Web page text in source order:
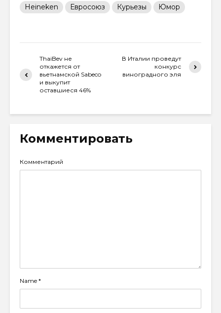
Heineken Евросоюз Курьезы Юмор
ThaiBev не
откажется от
вьетнамской Sabeco
и выкупит
оставшиеся 46%
В Италии проведут
конкурс
виноградного эля
Комментировать
Комментарий
Name *